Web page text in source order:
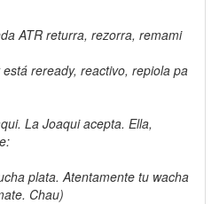
ATR returra, rezorra, remami
reready, reactivo, repiola pa
La Joaqui acepta. Ella,
plata. Atentamente tu wacha
Chau)